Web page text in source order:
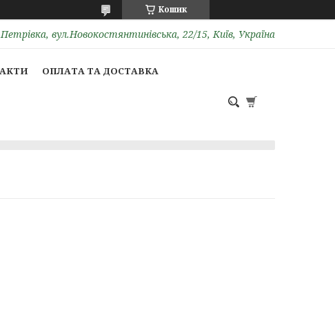
Кошик
Петрівка, вул.Новокостянтинівська, 22/15, Київ, Україна
ОПЛАТА ТА ДОСТАВКА